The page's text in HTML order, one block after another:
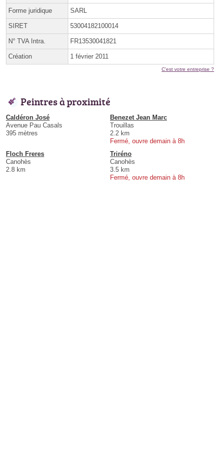
Forme juridique SARL
SIRET 53004182100014
N° TVA Intra. FR13530041821
Création 1 février 2011
C'est votre entreprise ?
Peintres à proximité
Caldéron José
Avenue Pau Casals
395 mètres
Benezet Jean Marc
Trouillas
2.2 km
Fermé, ouvre demain à 8h
Floch Freres
Canohès
2.8 km
Triréno
Canohès
3.5 km
Fermé, ouvre demain à 8h